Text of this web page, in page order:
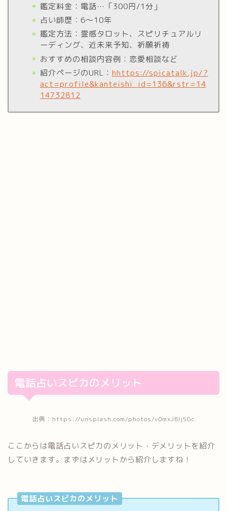
鑑定料金：電話…「300円/1分」
占い師歴：6〜10年
鑑定方法：霊感タロット、スピリチュアルリ
ーディング、近未来予知、祈願祈祷
おすすめの相談内容例：恋愛相談など
紹介ページのURL： hhttps://spicatalk.jp/?
act=profile&kanteishi_id=136&rstr=14
14732812
電話占いスピカのメリット
出典：https://unsplash.com/photos/v0mxJBlj5Gc
ここからは電話占いスピカのメリット・デメリットを紹介
していきます。まずはメリットから紹介しますね！
電話占いスピカのメリット